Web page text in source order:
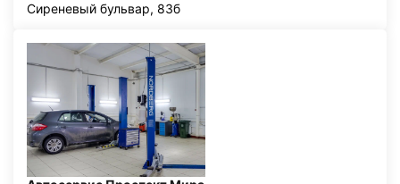
Сиреневый бульвар, 83б